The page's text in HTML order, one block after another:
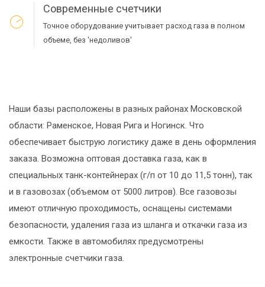
Современные счетчики
Точное оборудование учитывает расход газа в полном
объеме, без 'недоливов'
Наши базы расположены в разных районах Московской
области: Раменское, Новая Рига и Ногинск. Что
обеспечивает быструю логистику даже в день оформления
заказа. Возможна оптовая доставка газа, как в
специальных танк-контейнерах (г/п от 10 до 11,5 тонн), так
и в газовозах (объемом от 5000 литров). Все газовозы
имеют отличную проходимость, оснащены системами
безопасности, удаления газа из шланга и откачки газа из
емкости. Также в автомобилях предусмотрены
электронные счетчики газа.